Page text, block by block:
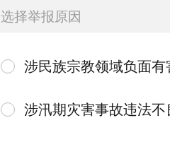
选择举报原因
涉民族宗教领域负面有
涉汛期灾害事故违法